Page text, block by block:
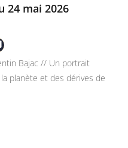
24 mai 2026
Bajac // Un portrait
planète et des dérives de